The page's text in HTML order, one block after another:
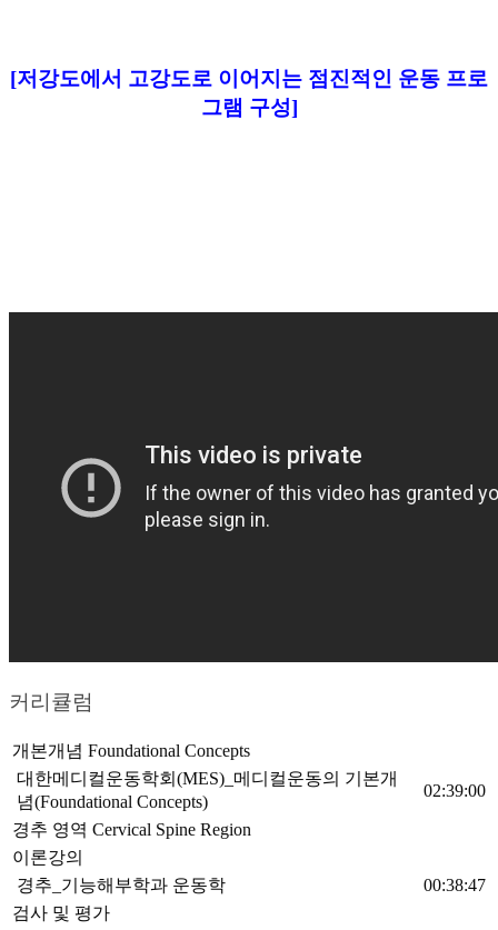
[저강도에서 고강도로 이어지는 점진적인 운동 프로
그램 구성]
커리큘럼
개본개념 Foundational Concepts
대한메디컬운동학회(MES)_메디컬운동의 기본개
념(Foundational Concepts)
02:39:00
경추 영역 Cervical Spine Region
이론강의
경추_기능해부학과 운동학
00:38:47
검사 및 평가